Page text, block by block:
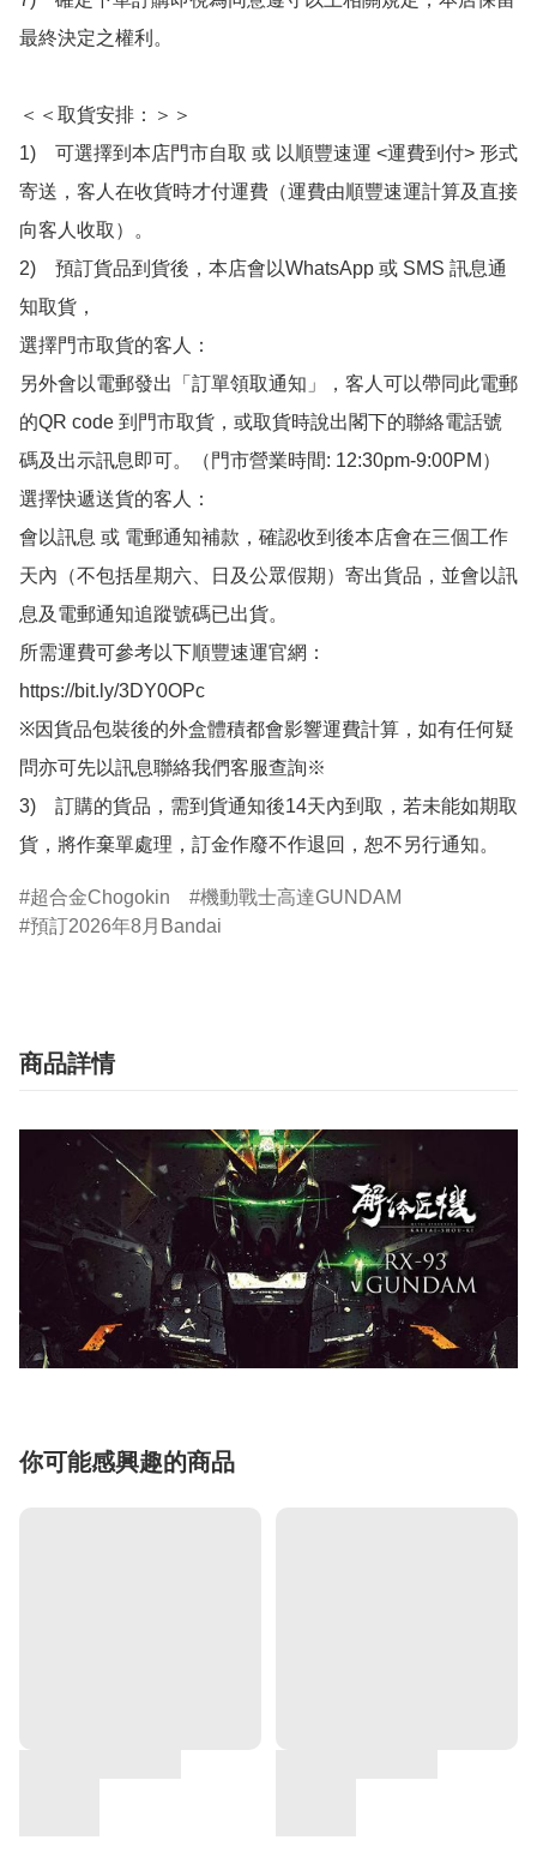
最終決定之權利。
＜＜取貨安排：＞＞
1)　可選擇到本店門市自取 或 以順豐速運 <運費到付> 形式
寄送，客人在收貨時才付運費（運費由順豐速運計算及直接
向客人收取）。
2)　預訂貨品到貨後，本店會以WhatsApp 或 SMS 訊息通
知取貨，
選擇門市取貨的客人：
另外會以電郵發出「訂單領取通知」，客人可以帶同此電郵
的QR code 到門市取貨，或取貨時說出閣下的聯絡電話號
碼及出示訊息即可。（門市營業時間: 12:30pm-9:00PM）
選擇快遞送貨的客人：
會以訊息 或 電郵通知補款，確認收到後本店會在三個工作
天內（不包括星期六、日及公眾假期）寄出貨品，並會以訊
息及電郵通知追蹤號碼已出貨。
所需運費可參考以下順豐速運官網：
https://bit.ly/3DY0OPc
※因貨品包裝後的外盒體積都會影響運費計算，如有任何疑
問亦可先以訊息聯絡我們客服查詢※
3)　訂購的貨品，需到貨通知後14天內到取，若未能如期取
貨，將作棄單處理，訂金作廢不作退回，恕不另行通知。
超合金Chogokin
機動戰士高達GUNDAM
預訂2026年8月Bandai
商品詳情
你可能感興趣的商品